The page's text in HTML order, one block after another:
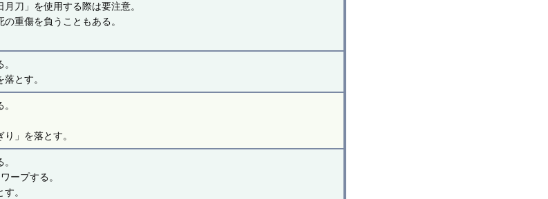
刀」を使用する際は要注意。
重傷を負うこともある。
とす。
」を落とす。
ープする。
。